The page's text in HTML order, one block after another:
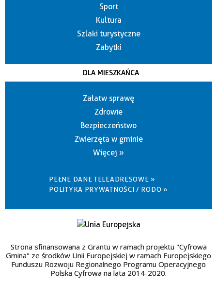
Sport
Kultura
Szlaki turystyczne
Zabytki
DLA MIESZKAŃCA
Załatw sprawę
Zdrowie
Bezpieczeństwo
Zwierzęta w gminie
Więcej »
PEŁNE DANE TELEADRESOWE »
POLITYKA PRYWATNOŚCI / RODO »
Strona sfinansowana z Grantu w ramach projektu "Cyfrowa
Gmina" ze środków Unii Europejskiej w ramach Europejskiego
Funduszu Rozwoju Regionalnego Programu Operacyjnego
Polska Cyfrowa na lata 2014-2020.